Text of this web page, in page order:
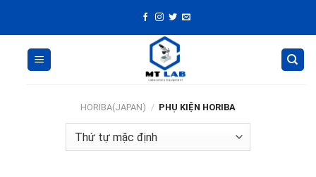
HORIBA(JAPAN) / PHỤ KIỆN HORIBA